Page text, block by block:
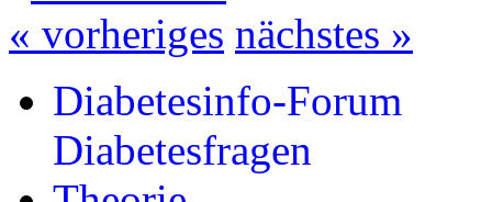
« vorheriges nächstes »
Diabetesinfo-Forum
Diabetesfragen